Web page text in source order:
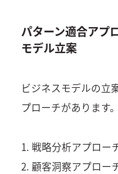
パターン適合アプ
モデル立案
ビジネスモデルの立
プローチがあります。
1. 戦略分析アプロー
2. 顧客洞察アプロー